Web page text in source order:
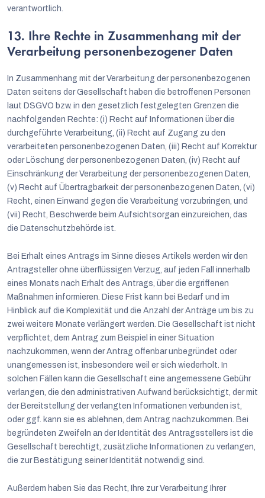
verantwortlich.
13. Ihre Rechte in Zusammenhang mit der
Verarbeitung personenbezogener Daten
In Zusammenhang mit der Verarbeitung der personenbezogenen
Daten seitens der Gesellschaft haben die betroffenen Personen
laut DSGVO bzw. in den gesetzlich festgelegten Grenzen die
nachfolgenden Rechte: (i) Recht auf Informationen über die
durchgeführte Verarbeitung, (ii) Recht auf Zugang zu den
verarbeiteten personenbezogenen Daten, (iii) Recht auf Korrektur
oder Löschung der personenbezogenen Daten, (iv) Recht auf
Einschränkung der Verarbeitung der personenbezogenen Daten,
(v) Recht auf Übertragbarkeit der personenbezogenen Daten, (vi)
Recht, einen Einwand gegen die Verarbeitung vorzubringen, und
(vii) Recht, Beschwerde beim Aufsichtsorgan einzureichen, das
die Datenschutzbehörde ist.
Bei Erhalt eines Antrags im Sinne dieses Artikels werden wir den
Antragsteller ohne überflüssigen Verzug, auf jeden Fall innerhalb
eines Monats nach Erhalt des Antrags, über die ergriffenen
Maßnahmen informieren. Diese Frist kann bei Bedarf und im
Hinblick auf die Komplexität und die Anzahl der Anträge um bis zu
zwei weitere Monate verlängert werden. Die Gesellschaft ist nicht
verpflichtet, dem Antrag zum Beispiel in einer Situation
nachzukommen, wenn der Antrag offenbar unbegründet oder
unangemessen ist, insbesondere weil er sich wiederholt. In
solchen Fällen kann die Gesellschaft eine angemessene Gebühr
verlangen, die den administrativen Aufwand berücksichtigt, der mit
der Bereitstellung der verlangten Informationen verbunden ist,
oder ggf. kann sie es ablehnen, dem Antrag nachzukommen. Bei
begründeten Zweifeln an der Identität des Antragsstellers ist die
Gesellschaft berechtigt, zusätzliche Informationen zu verlangen,
die zur Bestätigung seiner Identität notwendig sind.
Außerdem haben Sie das Recht, Ihre zur Verarbeitung Ihrer